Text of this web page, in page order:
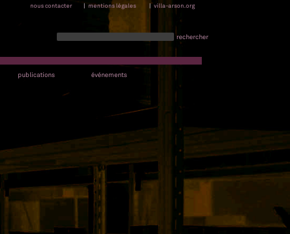
nous contacter | mentions légales | villa-arson.org
rechercher
publications événements